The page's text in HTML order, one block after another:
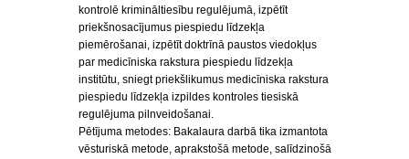
kontrolē krimināltiesību regulējumā, izpētīt
priekšnosacījumus piespiedu līdzekļa
piemērošanai, izpētīt doktrīnā paustos viedokļus
par medicīniska rakstura piespiedu līdzekļa
institūtu, sniegt priekšlikumus medicīniska rakstura
piespiedu līdzekļa izpildes kontroles tiesiskā
regulējuma pilnveidošanai.
Pētījuma metodes: Bakalaura darbā tika izmantota
vēsturiskā metode, aprakstošā metode, salīdzinošā